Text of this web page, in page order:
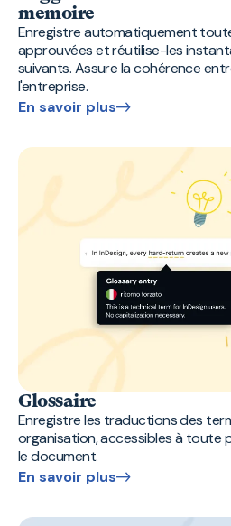
memoire
Enregistre automatiquement
approuvées et réutilise-les
suivants. Assure la cohérence
l'entreprise.
En savoir plus
Glossaire
Enregistre les traductions des
organisation, accessibles à toute
le document.
En savoir plus